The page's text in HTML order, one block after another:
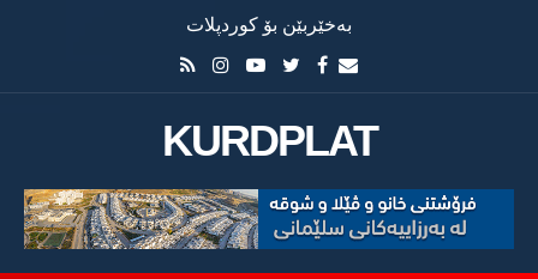
بەخێربێن بۆ کوردپلات
KURDPLAT